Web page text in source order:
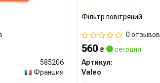
585206
Франция
Фільтр повітряний
0 отзывов
560₴
сегодня
Артикул:
Valeo